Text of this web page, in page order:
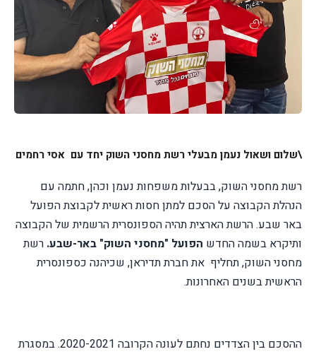
\שלום ושאול נעמן מבעלי רשת מחסני השוק יחד עם אסי רחמים
רשת מחסני השוק, בבעלות משפחות נעמן וכהן, חתמה עם
הנהלת הקבוצה על הסכם למתן חסות ראשית לקבוצת הפועל
באר שבע. הרשת הארצית תהיה הספונסרית הרשמית של הקבוצה
ותיקרא בשמה החדש הפועל "מחסני השוק" באר-שבע. רשת
מחסני השוק, תחליף את חברת תדיראן, שכיהנה כספונסרית
הראשית בשנים האחרונות.
ההסכם בין הצדדים נחתם לעונה הקרובה 2020-2021. במסגרת